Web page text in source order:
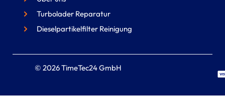
Turbolader Reparatur
Dieselpartikelfilter Reinigung
© 2026 TimeTec24 GmbH